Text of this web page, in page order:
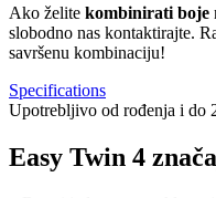
Ako želite kombinirati boje
slobodno nas kontaktirajte.
savršenu kombinaciju!
Specifications
Upotrebljivo od rođenja i do
Easy Twin 4